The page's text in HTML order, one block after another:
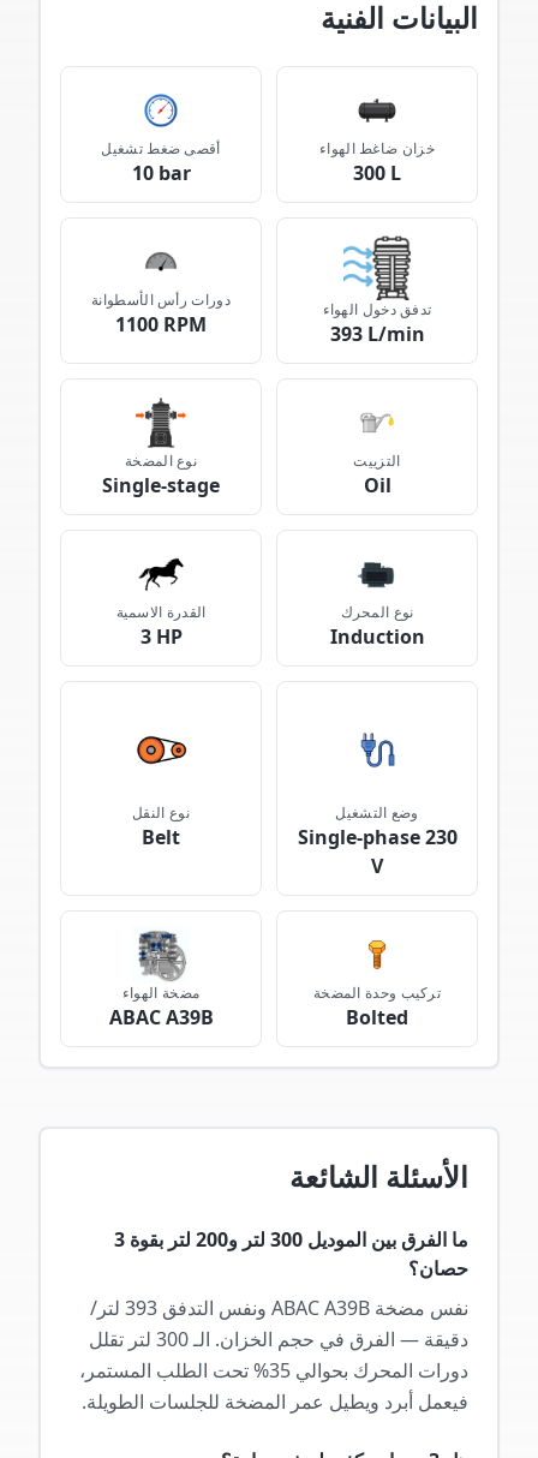
البيانات الفنية
خزان ضاغط الهواء
300 L
أقصى ضغط تشغيل
10 bar
تدفق دخول الهواء
393 L/min
دورات رأس الأسطوانة
1100 RPM
التزييت
Oil
نوع المضخة
Single-stage
نوع المحرك
Induction
القدرة الاسمية
3 HP
وضع التشغيل
Single-phase 230
V
نوع النقل
Belt
تركيب وحدة المضخة
Bolted
مضخة الهواء
ABAC A39B
الأسئلة الشائعة
ما الفرق بين الموديل 300 لتر و200 لتر بقوة 3
حصان؟
نفس مضخة ABAC A39B ونفس التدفق 393 لتر/
دقيقة — الفرق في حجم الخزان. الـ 300 لتر تقلل
دورات المحرك بحوالي 35% تحت الطلب المستمر،
فيعمل أبرد ويطيل عمر المضخة للجلسات الطويلة.